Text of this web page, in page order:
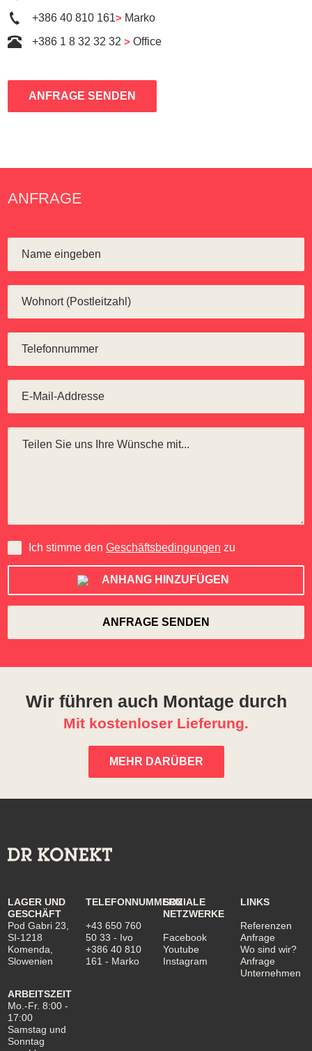
+386 40 810 161> Marko
+386 1 8 32 32 32> Office
ANFRAGE SENDEN
ANFRAGE
Ich stimme denGeschäftsbedingungen zu
ANHANG HINZUFÜGEN
Wir führen auch Montage durch
Mit kostenloser Lieferung.
MEHR DARÜBER
LAGER UND
GESCHÄFT
Pod Gabri 23,
SI-1218
Komenda,
Slowenien
ARBEITSZEIT
Mo.-Fr. 8:00 -
17:00
Samstag und
Sonntag
TELEFONNUMMERN
+43 650 760
50 33 - Ivo
+386 40 810
161 - Marko
SOZIALE
NETZWERKE
Facebook
Youtube
Instagram
LINKS
Referenzen
Anfrage
Wo sind wir?
Anfrage
Unternehmen